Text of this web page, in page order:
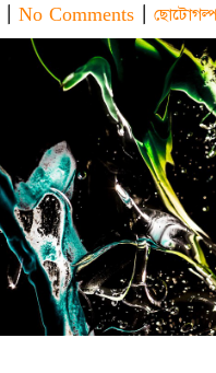
| No Comments | ছোটোগল্প